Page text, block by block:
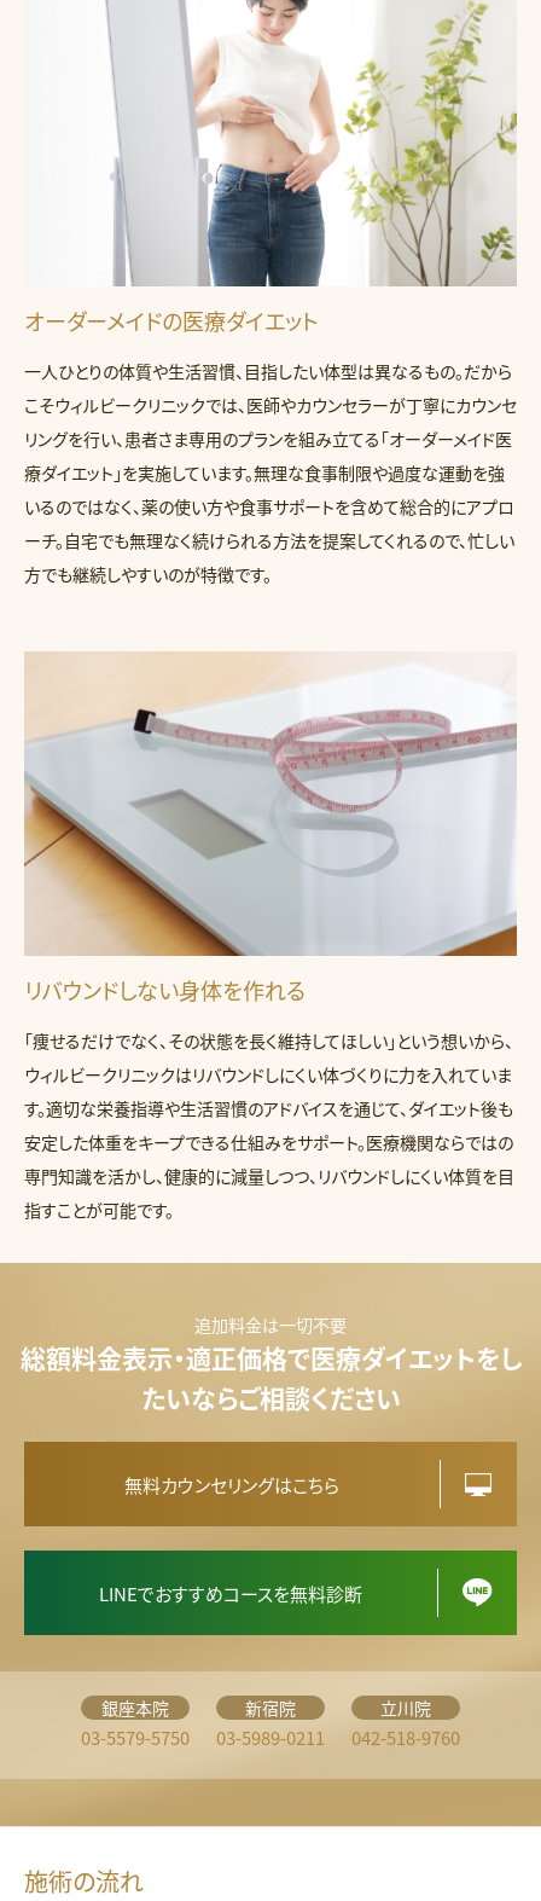
オーダーメイドの医療ダイエット
一人ひとりの体質や生活習慣、目指したい体型は異なるもの。だから
こそウィルビークリニックでは、医師やカウンセラーが丁寧にカウンセ
リングを行い、患者さま専用のプランを組み立てる「オーダーメイド医
療ダイエット」を実施しています。無理な食事制限や過度な運動を強
いるのではなく、薬の使い方や食事サポートを含めて総合的にアプロ
ーチ。自宅でも無理なく続けられる方法を提案してくれるので、忙しい
方でも継続しやすいのが特徴です。
リバウンドしない身体を作れる
「痩せるだけでなく、その状態を長く維持してほしい」という想いから、
ウィルビークリニックはリバウンドしにくい体づくりに力を入れていま
す。適切な栄養指導や生活習慣のアドバイスを通じて、ダイエット後も
安定した体重をキープできる仕組みをサポート。医療機関ならではの
専門知識を活かし、健康的に減量しつつ、リバウンドしにくい体質を目
指すことが可能です。
追加料金は一切不要
総額料金表示・適正価格で医療ダイエットをし
たいならご相談ください
無料カウンセリングはこちら
LINEでおすすめコースを無料診断
銀座本院
03-5579-5750
新宿院
03-5989-0211
立川院
042-518-9760
施術の流れ